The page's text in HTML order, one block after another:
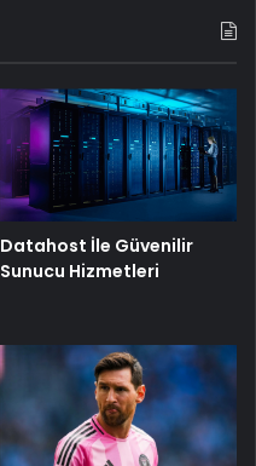
Datahost İle Güvenilir
Sunucu Hizmetleri